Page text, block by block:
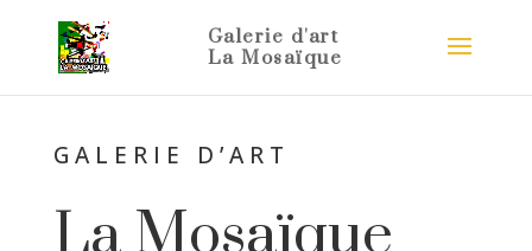
GALERIE D’ART
La Mosaïque